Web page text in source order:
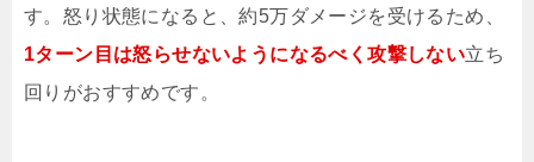
す。怒り状態になると、約5万ダメージを受けるため、
1ターン目は怒らせないようになるべく攻撃しない立ち
回りがおすすめです。